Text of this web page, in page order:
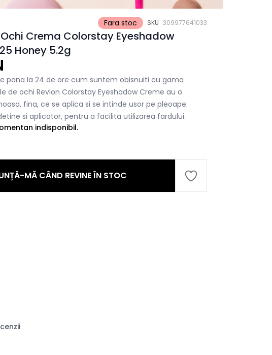
Fara stoc SKU 309977641033
Crema Colorstay Eyeshadow
Honey 5.2g
pana la 24 de ore cum suntem obisnuiti cu gama
de ochi Revlon Colorstay Eyeshadow Creme au o
fina, ce se aplica si se intinde usor pe pleoape.
si aplicator, pentru a facilita utilizarea fardului.
indisponibil.
MĂ CÂND REVINE ÎN STOC